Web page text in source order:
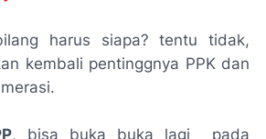
harus siapa? tentu tidak,
kembali pentinggnya PPK dan
, bisa buka buka lagi pada